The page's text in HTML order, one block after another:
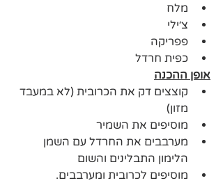
מלח
צ׳ילי
פפריקה
כפית חרדל
אופן ההכנה
קוצצים דק את הכרובית (לא במעבד
מזון)
מוסיפים את השמיר
מערבבים את החרדל עם השמן
הלימון התבלינים והשום
מוסיפים לכרובית ומערבבים.